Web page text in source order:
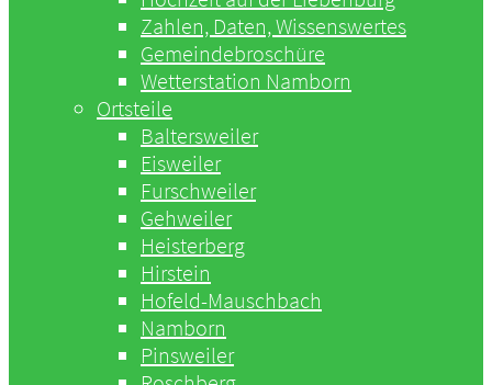
Zahlen, Daten, Wissenswertes
Gemeindebroschüre
Wetterstation Namborn
Ortsteile
Baltersweiler
Eisweiler
Furschweiler
Gehweiler
Heisterberg
Hirstein
Hofeld-Mauschbach
Namborn
Pinsweiler